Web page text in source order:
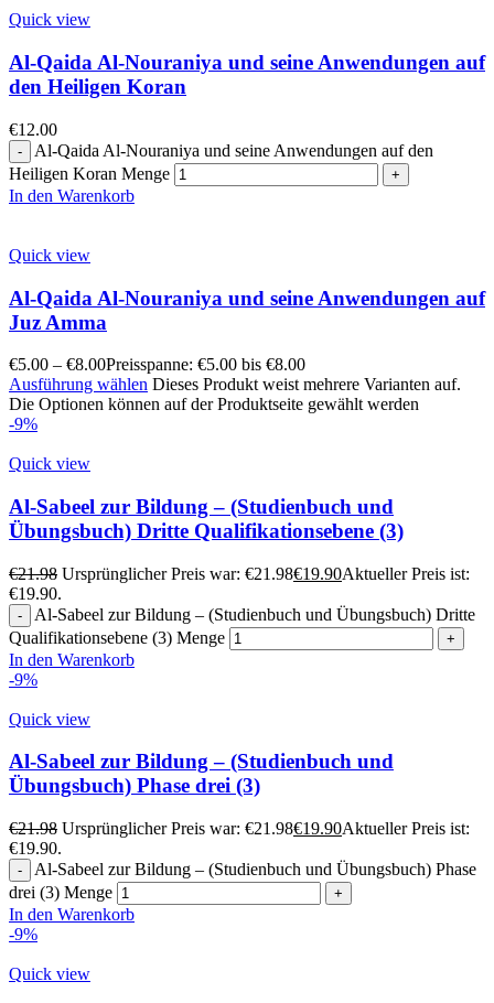
Quick view
Al-Qaida Al-Nouraniya und seine Anwendungen auf
den Heiligen Koran
€12.00
Al-Qaida Al-Nouraniya und seine Anwendungen auf den
Heiligen Koran Menge
In den Warenkorb
Quick view
Al-Qaida Al-Nouraniya und seine Anwendungen auf
Juz Amma
€5.00 – €8.00Preisspanne: €5.00 bis €8.00
Ausführung wählen Dieses Produkt weist mehrere Varianten auf.
Die Optionen können auf der Produktseite gewählt werden
-9%
Quick view
Al-Sabeel zur Bildung – (Studienbuch und
Übungsbuch) Dritte Qualifikationsebene (3)
€21.98 Ursprünglicher Preis war: €21.98€19.90Aktueller Preis ist:
€19.90.
Al-Sabeel zur Bildung – (Studienbuch und Übungsbuch) Dritte
Qualifikationsebene (3) Menge
In den Warenkorb
-9%
Quick view
Al-Sabeel zur Bildung – (Studienbuch und
Übungsbuch) Phase drei (3)
€21.98 Ursprünglicher Preis war: €21.98€19.90Aktueller Preis ist:
€19.90.
Al-Sabeel zur Bildung – (Studienbuch und Übungsbuch) Phase
drei (3) Menge
In den Warenkorb
-9%
Quick view